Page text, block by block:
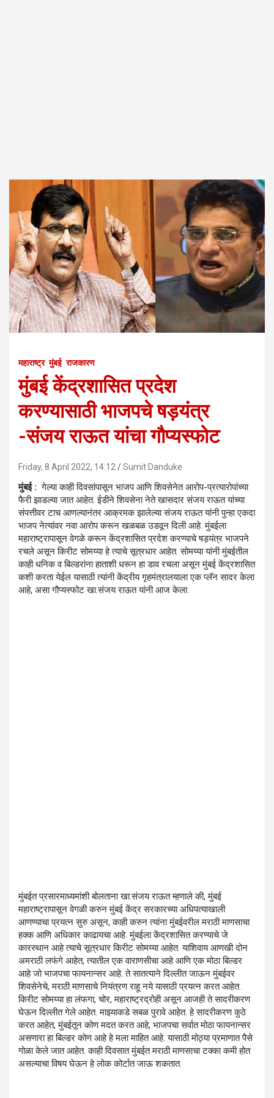
महाराष्ट्र मुंबई राजकारण
मुंबई केंद्रशासित प्रदेश
करण्यासाठी भाजपचे षड़यंत्र
-संजय राऊत यांचा गौप्यस्फोट
Friday, 8 April 2022, 14:12 Sumit Danduke
मुंबई : गेल्या काही दिवसांपासून भाजप आणि शिवसेनेत आरोप-प्रत्यारोपांच्या
फैरी झाडल्या जात आहेत. ईडीने शिवसेना नेते खासदार संजय राऊत यांच्या
संपत्तीवर टाच आणल्यानंतर आक्रमक झालेल्या संजय राऊत यांनी पुन्हा एकदा
भाजप नेत्यांवर नवा आरोप करून खळबळ उडवून दिली आहे. मुंबईला
महाराष्ट्रापासून वेगळे करून केंद्रशासित प्रदेश करण्याचे षड़यंत्र भाजपने
रचले असून किरीट सोमय्या हे त्याचे सूत्रधार आहेत. सोमय्या यांनी मुंबईतील
काही धनिक व बिल्डरांना हाताशी धरून हा डाव रचला असून मुंबई केंद्रशासित
कशी करता येईल यासाठी त्यांनी केंद्रीय गृहमंत्रालयाला एक प्लॅन सादर केला
आहे, असा गौप्यस्फोट खा.संजय राऊत यांनी आज केला.
मुंबईत प्रसारमाध्यमांशी बोलताना खा.संजय राऊत म्हणाले की, मुंबई
महाराष्ट्रापासून वेगळी करुन मुंबई केंद्र सरकारच्या अधिपत्याखाली
आणण्याचा प्रयत्न सुरु असून, काही करुन त्यांना मुंबईवरील मराठी माणसाचा
हक्क आणि अधिकार काढायचा आहे. मुंबईला केंद्रशासित करण्याचे जे
कारस्थान आहे त्याचे सूत्रधार किरीट सोमय्या आहेत. याशिवाय आणखी दोन
अमराठी लफंगे आहेत, त्यातील एक वाराणसीचा आहे आणि एक मोठा बिल्डर
आहे जो भाजपचा फायनान्सर आहे. ते सातत्याने दिल्लीत जाऊन मुंबईवर
शिवसेनेचे, मराठी माणसाचे नियंत्रण राहू नये यासाठी प्रयत्न करत आहेत.
किरीट सोमय्या हा लंफगा, चोर, महाराष्ट्रद्रोही असून आजही ते सादरीकरण
घेऊन दिल्लीत गेले आहेत. माझ्याकडे सबळ पुरावे आहेत. हे सादरीकरण कुठे
करत आहेत, मुंबईतून कोण मदत करत आहे, भाजपचा सर्वात मोठा फायनान्सर
असणारा हा बिल्डर कोण आहे हे मला माहित आहे. यासाठी मोठ्या प्रमाणात पैसे
गोळा केले जात आहेत. काही दिवसात मुंबईत मराठी माणसाचा टक्का कमी होत
असल्याचा विषय घेऊन हे लोक कोर्टात जाऊ शकतात.